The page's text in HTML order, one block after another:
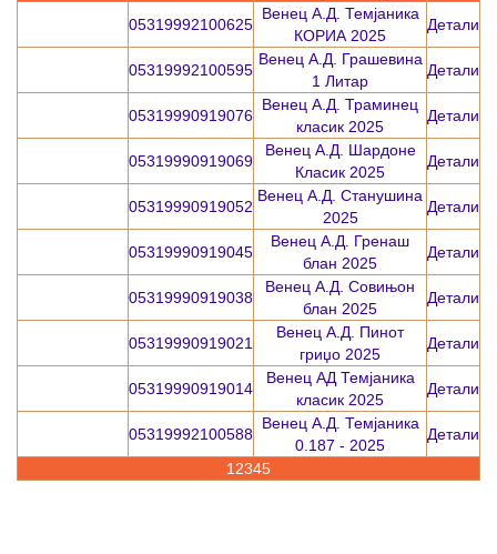
05319992100625
Венец А.Д. Темјаника
КОРИА 2025
Детали
05319992100595
Венец А.Д. Грашевина
1 Литар
Детали
05319990919076
Венец А.Д. Траминец
класик 2025
Детали
05319990919069
Венец А.Д. Шардоне
Класик 2025
Детали
05319990919052
Венец А.Д. Станушина
2025
Детали
05319990919045
Венец А.Д. Гренаш
блан 2025
Детали
05319990919038
Венец А.Д. Совињон
блан 2025
Детали
05319990919021
Венец А.Д. Пинот
гриџо 2025
Детали
05319990919014
Венец АД Темјаника
класик 2025
Детали
05319992100588
Венец А.Д. Темјаника
0.187 - 2025
Детали
1 2345